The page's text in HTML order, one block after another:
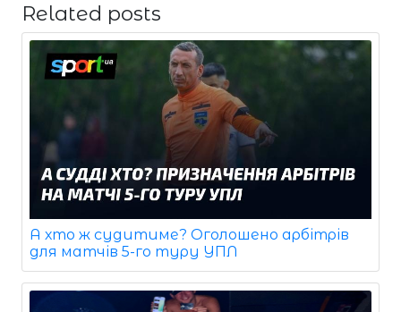
Related posts
А хто ж судитиме? Оголошено арбітрів
для матчів 5-го туру УПЛ